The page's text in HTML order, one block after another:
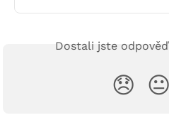
Dostali jste
😞 😐